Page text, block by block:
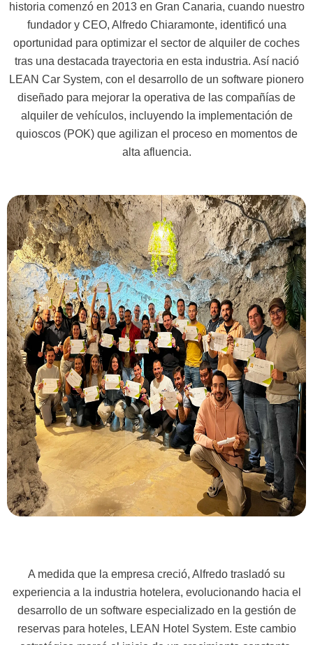
historia comenzó en 2013 en Gran Canaria, cuando nuestro
fundador y CEO, Alfredo Chiaramonte, identificó una
oportunidad para optimizar el sector de alquiler de coches
tras una destacada trayectoria en esta industria. Así nació
LEAN Car System, con el desarrollo de un software pionero
diseñado para mejorar la operativa de las compañías de
alquiler de vehículos, incluyendo la implementación de
quioscos (POK) que agilizan el proceso en momentos de
alta afluencia.
A medida que la empresa creció, Alfredo trasladó su
experiencia a la industria hotelera, evolucionando hacia el
desarrollo de un software especializado en la gestión de
reservas para hoteles, LEAN Hotel System. Este cambio